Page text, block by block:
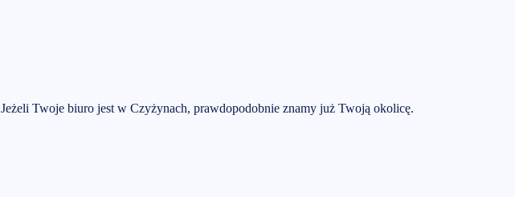
Jeżeli Twoje biuro jest w Czyżynach, prawdopodobnie znamy już Twoją okolicę.